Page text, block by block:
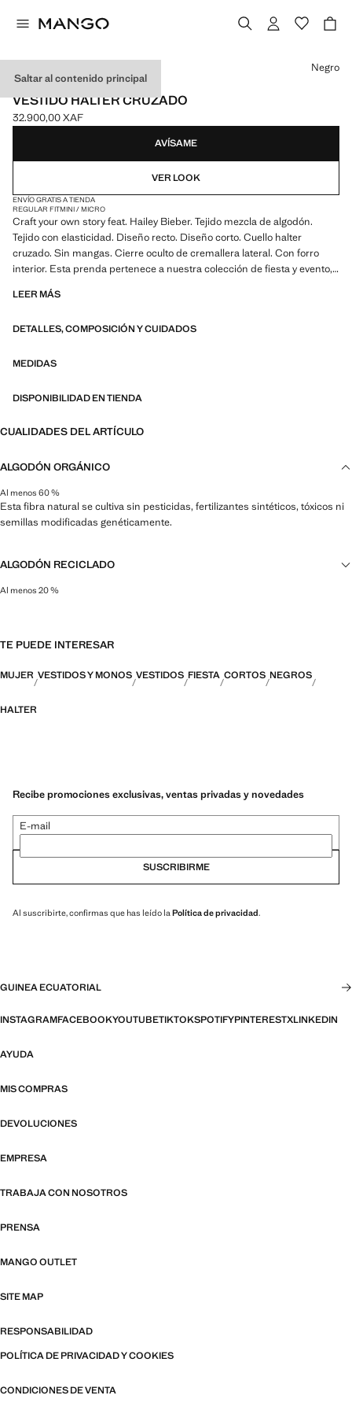
Saltar al contenido principal
MANGO STARRING HAILEY BIEBER
VESTIDO HALTER CRUZADO
Precio actual [32.900,00 XAF ]
32.900,00 XAF
Selecciona un color
Negro
AVÍSAME
VER LOOK
ENVÍO GRATIS A TIENDA
REGULAR FITMINI / MICRO
Craft your own story feat. Hailey Bieber. Tejido mezcla de algodón.
Tejido con elasticidad. Diseño recto. Diseño corto. Cuello halter
cruzado. Sin mangas. Cierre oculto de cremallera lateral. Con forro
interior. Esta prenda pertenece a nuestra colección de fiesta y evento,
rebajas
LEER MÁS
DETALLES, COMPOSICIÓN Y CUIDADOS
MEDIDAS
DISPONIBILIDAD EN TIENDA
CUALIDADES DEL ARTÍCULO
ALGODÓN ORGÁNICO
Al menos 60 %
Esta fibra natural se cultiva sin pesticidas, fertilizantes sintéticos, tóxicos ni
semillas modificadas genéticamente.
ALGODÓN RECICLADO
Al menos 20 %
TE PUEDE INTERESAR
MUJER VESTIDOS Y MONOS VESTIDOS FIESTA CORTOS NEGROS
HALTER
Recibe promociones exclusivas, ventas privadas y novedades
E-mail
SUSCRIBIRME
Al suscribirte, confirmas que has leído laPolítica de privacidad.
GUINEA ECUATORIAL
INSTAGRAMFACEBOOKYOUTUBETIKTOKSPOTIFYPINTERESTXLINKEDIN
AYUDA
MIS COMPRAS
DEVOLUCIONES
EMPRESA
TRABAJA CON NOSOTROS
PRENSA
MANGO OUTLET
SITE MAP
RESPONSABILIDAD
POLÍTICA DE PRIVACIDAD Y COOKIES
CONDICIONES DE VENTA